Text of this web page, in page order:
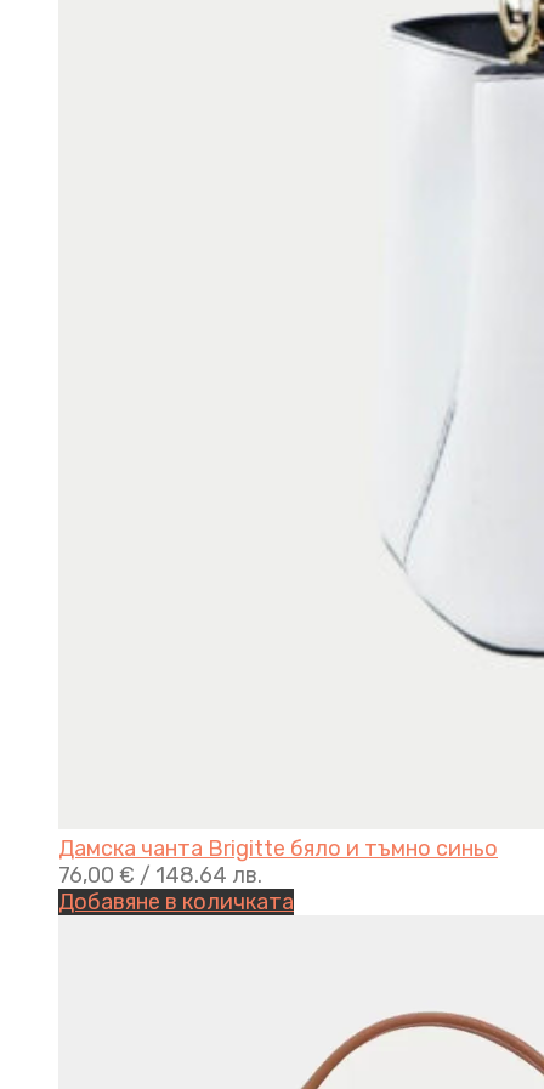
Дамска чанта Brigitte бяло и тъмно синьо
76,00 € / 148.64 лв.
Добавяне в количката